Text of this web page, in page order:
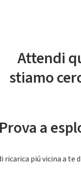
Attendi
stiamo
Prova a
piú vicina a te